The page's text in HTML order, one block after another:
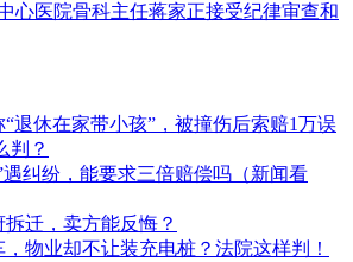
心医院骨科主任蒋家正接受纪律审查和
退休在家带小孩”，被撞伤后索赔1万误
判？
遇纠纷，能要求三倍赔偿吗（新闻看
迁，卖方能反悔？
物业却不让装充电桩？法院这样判！